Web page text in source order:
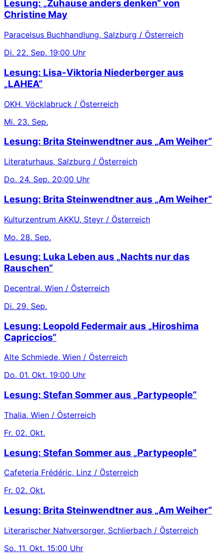
Lesung: „Zuhause anders denken“ von
Christine May
Paracelsus Buchhandlung, Salzburg / Österreich
Di. 22. Sep. 19:00 Uhr
Lesung: Lisa-Viktoria Niederberger aus
„LAHEA“
OKH, Vöcklabruck / Österreich
Mi. 23. Sep.
Lesung: Brita Steinwendtner aus „Am Weiher“
Literaturhaus, Salzburg / Österreich
Do. 24. Sep. 20:00 Uhr
Lesung: Brita Steinwendtner aus „Am Weiher“
Kulturzentrum AKKU, Steyr / Österreich
Mo. 28. Sep.
Lesung: Luka Leben aus „Nachts nur das
Rauschen“
Decentral, Wien / Österreich
Di. 29. Sep.
Lesung: Leopold Federmair aus „Hiroshima
Capriccios“
Alte Schmiede, Wien / Österreich
Do. 01. Okt. 19:00 Uhr
Lesung: Stefan Sommer aus „Partypeople“
Thalia, Wien / Österreich
Fr. 02. Okt.
Lesung: Stefan Sommer aus „Partypeople“
Cafeteria Frédéric, Linz / Österreich
Fr. 02. Okt.
Lesung: Brita Steinwendtner aus „Am Weiher“
Literarischer Nahversorger, Schlierbach / Österreich
So. 11. Okt. 15:00 Uhr